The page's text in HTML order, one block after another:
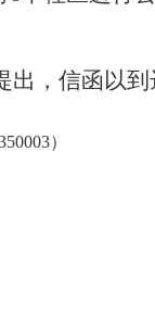
，信函以到
）